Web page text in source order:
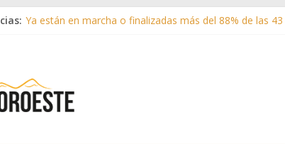
Ya están en marcha o finalizadas más del 88% de las
Guadarrama abre matricula 2026-2027 del Aula de